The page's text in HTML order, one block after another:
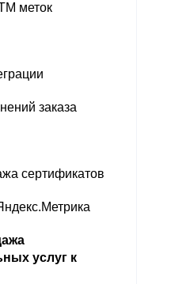
меток
заказа
сертификатов
услуг к